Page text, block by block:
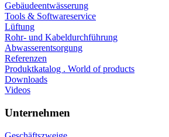
Gebäudeentwässerung
Tools & Softwareservice
Lüftung
Rohr- und Kabeldurchführung
Abwasserentsorgung
Referenzen
Produktkatalog . World of products
Downloads
Videos
Unternehmen